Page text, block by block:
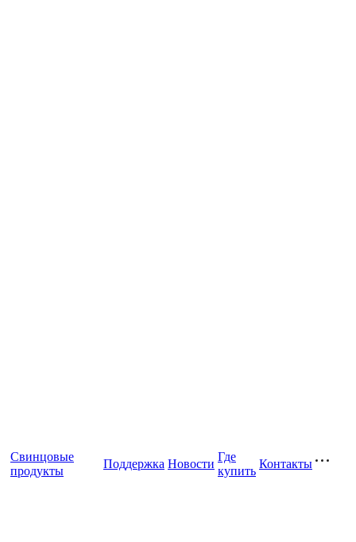
Свинцовые
продукты
Поддержка Новости
Где
купить
Контакты